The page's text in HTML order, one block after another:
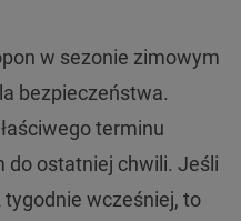
w sezonie zimowym
bezpieczeństwa.
terminu
do ostatniej chwili. Jeśli
wcześniej, to